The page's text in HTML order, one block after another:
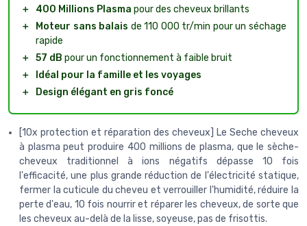
＋ 400 Millions Plasma pour des cheveux brillants
＋
Moteur sans balais de 110 000 tr/min pour un séchage
rapide
＋ 57 dB pour un fonctionnement à faible bruit
＋
Idéal pour la famille et les voyages
＋
Design élégant en gris foncé
[10x protection et réparation des cheveux] Le Seche cheveux
à plasma peut produire 400 millions de plasma, que le sèche-
cheveux traditionnel à ions négatifs dépasse 10 fois
l'efficacité, une plus grande réduction de l'électricité statique,
fermer la cuticule du cheveu et verrouiller l'humidité, réduire la
perte d'eau, 10 fois nourrir et réparer les cheveux, de sorte que
les cheveux au-delà de la lisse, soyeuse, pas de frisottis.